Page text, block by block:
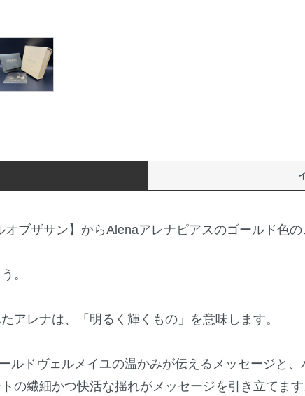
ブザサン】からAlenaアレナピアスのゴールド色の
。
アレナは、「明るく輝くもの」を意味します。
ルドヴェルメイユの温かみが伝えるメッセージと
の繊細かつ快活な揺れがメッセージを引き立てます